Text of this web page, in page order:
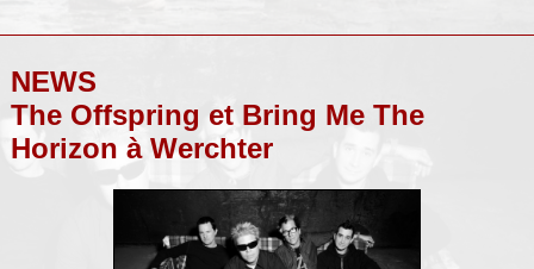
NEWS
The Offspring et Bring Me The
Horizon à Werchter